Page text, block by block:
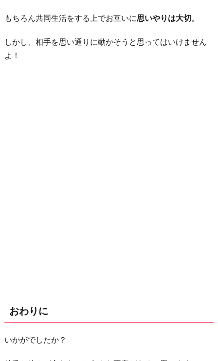
もちろん共同生活をする上でお互いに思いやりは大切。
しかし、相手を思い通りに動かそうと思ってはいけません
よ！
おわりに
いかがでしたか？